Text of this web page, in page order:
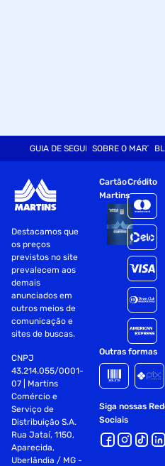
GUIA DE SEGURANÇASOBRE O MARTINS
Destacamos que
os preços
previstos no site
prevalecem aos
demais
anunciados em
outros meios de
comunicação e
sites de buscas.
CNPJ
43.214.055/0001-
07 | Martins
Comércio e
Serviço de
Distribuição S.A.
Rua Jataí, 1150,
Aparecida,
Uberlândia / MG -
Cartão
Martins
Crédito
Outras formas
Siga nossas
Sociais